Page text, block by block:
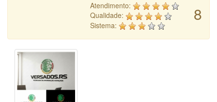
8
Atendimento:
Qualidade:
Sistema: